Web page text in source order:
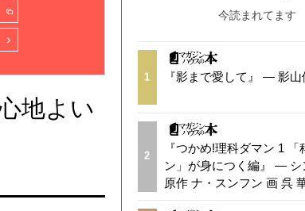
地よい
今読まれてます
1 『影まで愛して』 — 影
2
『つかめ!理科ダマン 1 「
ン」が身につく編』 — シ
原作 ナ・スンフン 画 呉